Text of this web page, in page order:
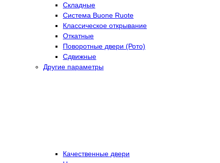
Складные
Cистема Buone Ruote
Классическое открывание
Откатные
Поворотные двери (Рото)
Сдвижные
Другие параметры
Качественные двери